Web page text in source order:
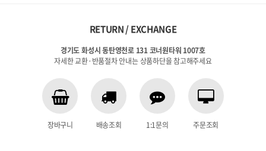
RETURN / EXCHANGE
경기도 화성시 동탄영천로 131 코너원타워 1007호
자세한 교환·반품절차 안내는 상품하단을 참고해주세요
장바구니 배송조회 1:1문의 주문조회